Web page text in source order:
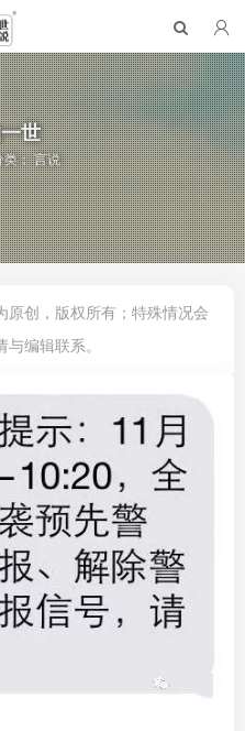
世
类：言说
原创，版权所有；特殊情况会
编辑联系。